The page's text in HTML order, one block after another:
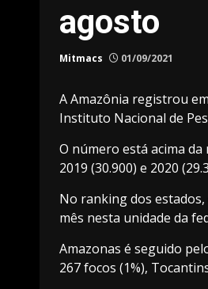
agosto
Mitmacs 01/09/2021
A Amazônia registrou
Instituto Nacional de
O número está acima
2019 (30.900) e 2020
No ranking dos
mês nesta unidade da
Amazonas é seguido
267 focos (1%),